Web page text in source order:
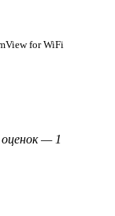
for WiFi
оценок — 1